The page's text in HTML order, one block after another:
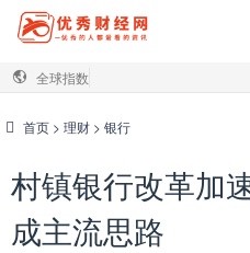
全球指数
首页 > 理财 > 银行
村镇银行改革加
成主流思路